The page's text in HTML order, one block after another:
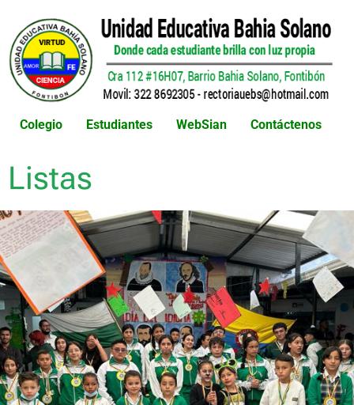
Colegio Estudiantes WebSian Contáctenos
Listas